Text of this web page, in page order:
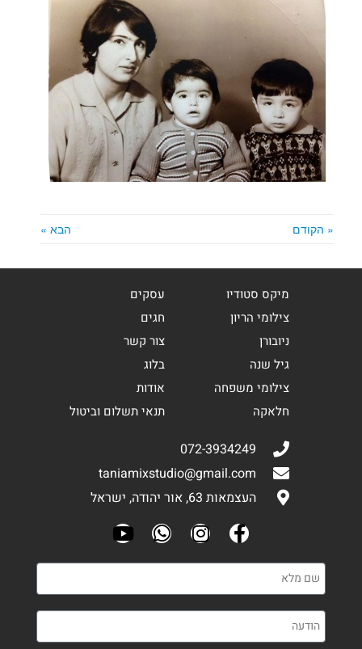
« הקודם הבא »
מיקס סטודיו
צילומי הריון
ניובורן
גיל שנה
צילומי משפחה
חלאקה
עסקים
חגים
צור קשר
בלוג
אודות
תנאי תשלום וביטול
072-3934249
taniamixstudio@gmail.com
העצמאות 63, אור יהודה, ישראל